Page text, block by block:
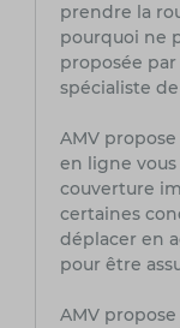
prendre la
pourquoi ne
proposée par
spécialiste
AMV
en ligne
couverture
certaines
déplacer en
pour être
AMV